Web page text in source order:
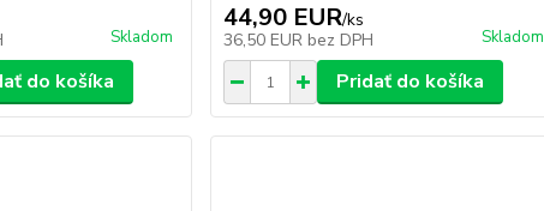
Skladom
do košíka
44,90 EUR/ks
36,50 EUR bez DPH Skladom
Pridať do košíka